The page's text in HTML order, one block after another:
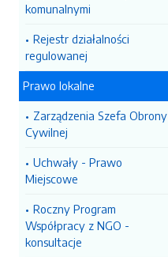
komunalnymi
Rejestr działalności
regulowanej
Prawo lokalne
Zarządzenia Szefa Obrony
Cywilnej
Uchwały - Prawo
Miejscowe
Roczny Program
Współpracy z NGO -
konsultacje